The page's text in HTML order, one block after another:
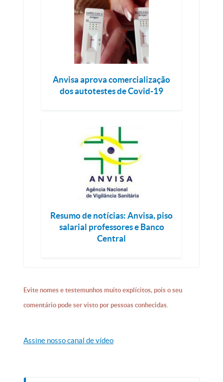
Anvisa aprova comercialização
dos autotestes de Covid-19
Resumo de notícias: Anvisa, piso
salarial professores e Banco
Central
Evite nomes e testemunhos muito explícitos, pois o seu
comentário pode ser visto por pessoas conhecidas.
Assine nosso canal de vídeo